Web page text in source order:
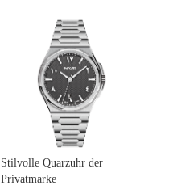
Stilvolle Quarzuhr der
Privatmarke